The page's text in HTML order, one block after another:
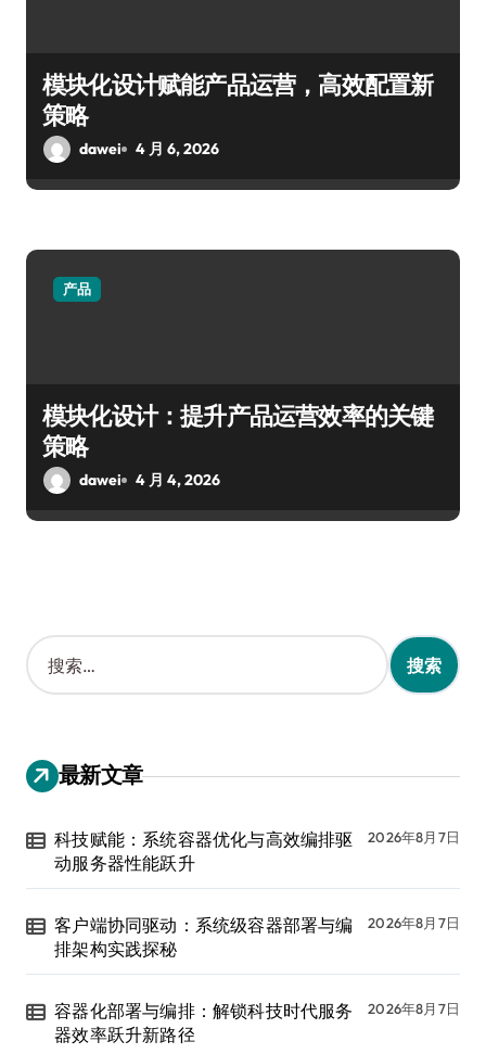
模块化设计赋能产品运营，高效配置新
策略
dawei 4 月 6, 2026
产品
模块化设计：提升产品运营效率的关键
策略
dawei 4 月 4, 2026
搜
索
：
最新文章
科技赋能：系统容器优化与高效编排驱
动服务器性能跃升
2026年8月7日
客户端协同驱动：系统级容器部署与编
排架构实践探秘
2026年8月7日
容器化部署与编排：解锁科技时代服务
器效率跃升新路径
2026年8月7日